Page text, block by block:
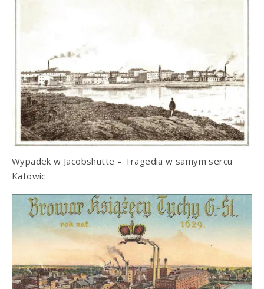
Wypadek w Jacobshütte – Tragedia w samym sercu
Katowic